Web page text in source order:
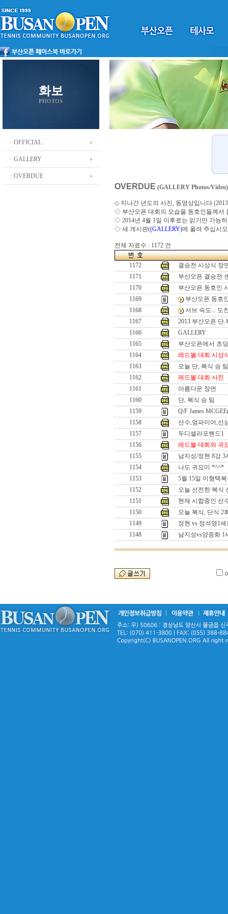
화보
PHOTOS
ㆍOFFICIAL
ㆍGALLERY
ㆍOVERDUE
OVERDUE (GALLERY Photos/Video)
◇ 지나간 년도의 사진, 동영상입니다
◇ 부산오픈 대회의 모습을 동호인들께서
◇ 2014년 4월 1일 이후로는 읽기만 가능
◇ 새 게시판((GALLERY)에 올려 주십시오
전체 자료수 : 1172 건
1172
결승전 시상식 장
1171
부산오픈 결승전
1170
부산오픈 동호인
1169
부산오픈 동호
1168
서브 속도... 도
1167
2013 부산오픈 단
1166
GALLERY
1165
부산오픈에서 초
1164
레드볼 대회 시상
1163
오늘 단, 복식 승 팀
1162
레드볼 대회 사진
1161
아름다운 장면
1160
단, 복식 승 팀
1159
Q/F James
1158
선수,엄파이어,선
1157
두디셀라포핸드1
1156
레드볼 대회와 귀
1155
남지성/정현 8강 3
1154
나도 귀요미 *^^*
1153
5월 15일 이형택
1152
오늘 선전한 복식
1151
현재 시합중인 선
1150
오늘 복식, 단식 2
1149
정현 vs 정석영1
1148
남지성vs양증화 1